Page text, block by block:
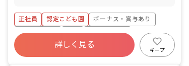
正社員 認定こども園
ボーナス・賞与あり
社会保険完備
有給
福利厚生充実
残業少なめ
昇給昇進あり
詳しく見る
キープ